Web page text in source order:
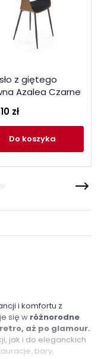
z giętego
Azalea Czarne
zł
do koszyka
i komfortu z
się w różnorodne
aż po glamour.
jak i do eleganckich
bary,